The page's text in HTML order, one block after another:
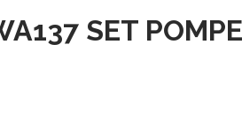
SET